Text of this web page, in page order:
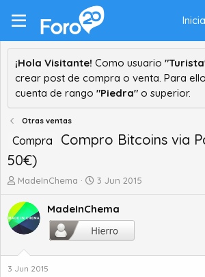
¡Hola Visitante! Como usuario
crear post de compra o venta. Para
cuenta de rango "Piedra" o superior.
Otras ventas
Compra
Compro Bitcoins via
50€)
A
t
o
r
e
t
MadeInChema
F
c
h
a
e
3 Jun 2015
MadeInChema
3 Jun 2015